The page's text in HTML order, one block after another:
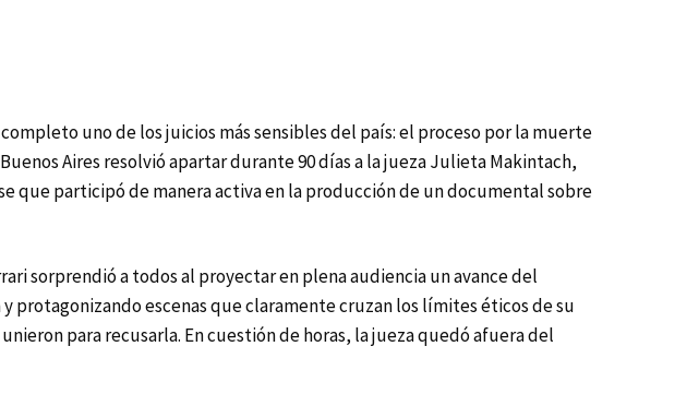
uno de los juicios más sensibles del país: el proceso por la muerte
Aires resolvió apartar durante 90 días a la jueza Julieta Makintach,
que participó de manera activa en la producción de un documental sobre
sorprendió a todos al proyectar en plena audiencia un avance del
protagonizando escenas que claramente cruzan los límites éticos de su
para recusarla. En cuestión de horas, la jueza quedó afuera del